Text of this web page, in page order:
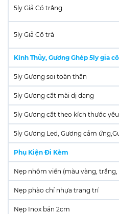
5ly Giả Cổ trắng
5ly Giả Cổ trà
Kính Thủy, Gương Ghép 5ly gia
5ly Gương soi toàn thân
5ly Gương cắt mài dị dạng
5ly Gương cắt theo kích thước
5ly Gương Led, Gương cảm
Phụ Kiện Đi Kèm
Nẹp nhôm viền (màu vàng, trắng,
Nẹp phào chỉ nhựa trang trí
Nẹp Inox bản 2cm